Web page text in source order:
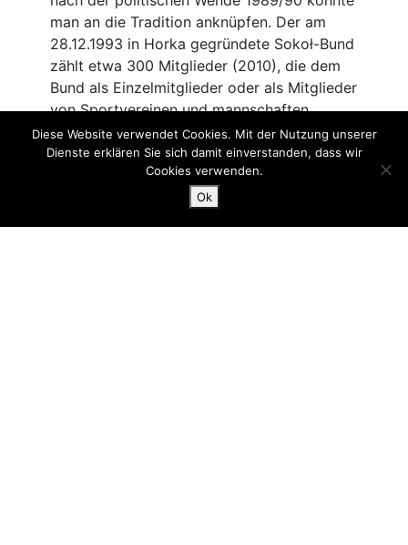
Diese Website verwendet Cookies. Mit der Nutzung unserer
Dienste erklären Sie sich damit einverstanden, dass wir
Cookies verwenden.
Ok